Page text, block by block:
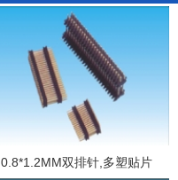
0.8*1.2MM双排针,多塑贴片